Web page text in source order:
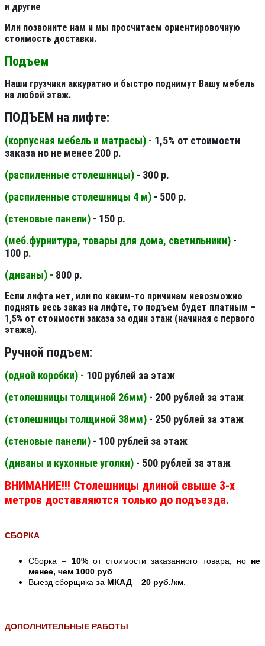
и другие
Или позвоните нам и мы просчитаем ориентировочную
стоимость доставки.
Подъем
Наши грузчики аккуратно и быстро поднимут Вашу мебель
на любой этаж.
ПОДЪЕМ на лифте:
(корпусная мебель и матрасы) - 1,5% от стоимости
заказа но не менее 200 р.
(распиленные столешницы) - 300 р.
(распиленные столешницы 4 м) - 500 р.
(стеновые панели) - 150 р.
(меб.фурнитура, товары для дома, светильники) -
100 р.
(диваны) - 800 р.
Если лифта нет, или по каким-то причинам невозможно
поднять весь заказ на лифте, то подъем будет платным –
1,5% от стоимости заказа за один этаж (начиная с первого
этажа).
Ручной подъем:
(одной коробки) - 100 рублей за этаж
(столешницы толщиной 26мм) - 200 рублей за этаж
(столешницы толщиной 38мм) - 250 рублей за этаж
(стеновые панели) - 100 рублей за этаж
(диваны и кухонные уголки) - 500 рублей за этаж
ВНИМАНИЕ!!! Столешницы длиной свыше 3-х
метров доставляются только до подъезда.
СБОРКА
Сборка – 10%от стоимости заказанного товара, но не
менее, чем 1000 руб
Выезд сборщика за МКАД – 20 руб./км
ДОПОЛНИТЕЛЬНЫЕ РАБОТЫ